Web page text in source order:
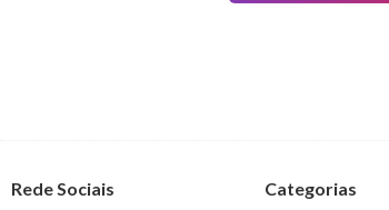
Rede Sociais
Categorias